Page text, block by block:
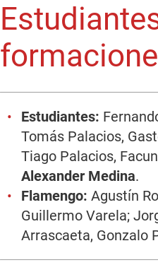
Estudiantes:
Tomás Palacios,
Tiago Palacios,
Alexander Medina.
Flamengo: Agustín
Guillermo Varela;
Arrascaeta, Gonzalo